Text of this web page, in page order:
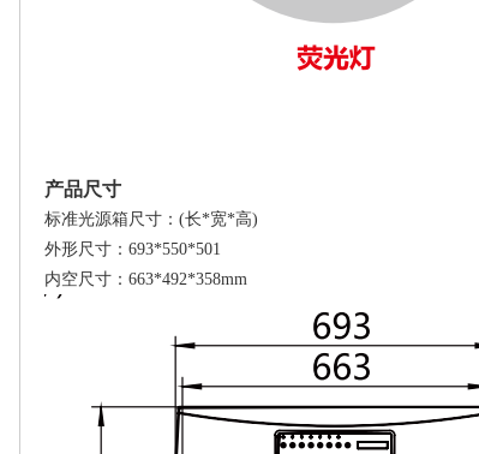
产品尺寸
标准光源箱尺寸：(长*宽*高)
外形尺寸：693*550*501
内空尺寸：663*492*358mm